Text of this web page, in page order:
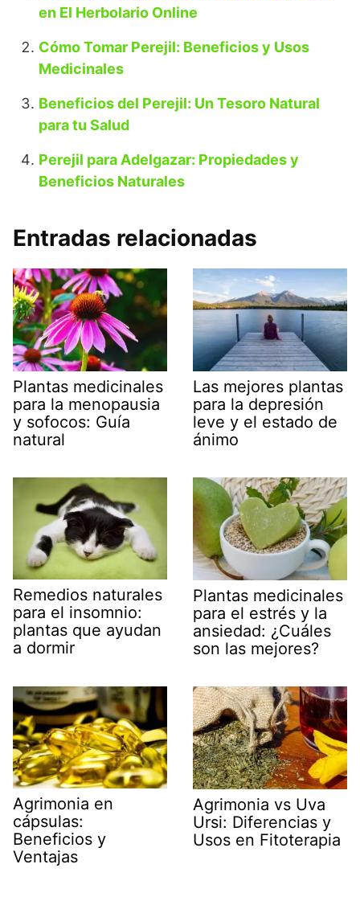
en El Herbolario Online
Cómo Tomar Perejil: Beneficios y Usos
Medicinales
Beneficios del Perejil: Un Tesoro Natural
para tu Salud
Perejil para Adelgazar: Propiedades y
Beneficios Naturales
Entradas relacionadas
Plantas medicinales
para la menopausia
y sofocos: Guía
natural
Las mejores plantas
para la depresión
leve y el estado de
ánimo
Remedios naturales
para el insomnio:
plantas que ayudan
a dormir
Plantas medicinales
para el estrés y la
ansiedad: ¿Cuáles
son las mejores?
Agrimonia en
cápsulas:
Beneficios y
Ventajas
Agrimonia vs Uva
Ursi: Diferencias y
Usos en Fitoterapia